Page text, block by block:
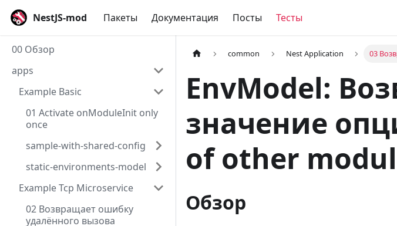
NestJS-mod Пакеты Документация Посты Тесты
00 Обзор
apps
Example Basic
01 Activate onModuleInit only
once
sample-with-shared-config
static-environments-model
Example Tcp Microservice
02 Возвращает ошибку
удалённого вызова
common Nest Application 03
EnvModel:
значение
of other
Обзор